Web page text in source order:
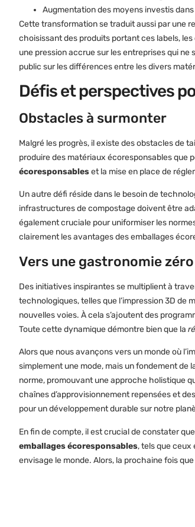
Augmentation des moyens investis dans
Cette transformation se traduit aussi par une
choisissant des produits portant ces labels,
une pression accrue sur les entreprises qui ne
public sur les différences entre les divers
Défis et perspectives
Obstacles à surmonter
Malgré les progrès, il existe des obstacles de
produire des matériaux écoresponsables que
écoresponsableset la mise en place de
Un autre défi réside dans le besoin de
infrastructures de compostage doivent être
également cruciale pour uniformiser les
clairement les avantages des emballages
Vers une gastronomie
Des initiatives inspirantes se multiplient à
technologiques, telles que l’impression 3D de
nouvelles voies. À cela s’ajoutent des
Toute cette dynamique démontre bien que la
Alors que nous avançons vers un monde où
simplement une mode, mais un fondement de
norme, promouvant une approche holistique
chaînes d’approvisionnement repensées et
pour un développement durable sur notre
En fin de compte, il est crucial de constater
emballages écoresponsables, tels que ceux
envisage le monde. Alors, la prochaine fois